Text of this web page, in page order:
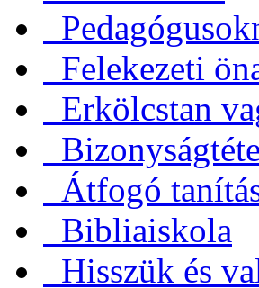
Felekezeti
Erkölcstan
Átfogó
Bibliaiskola
Hisszük és